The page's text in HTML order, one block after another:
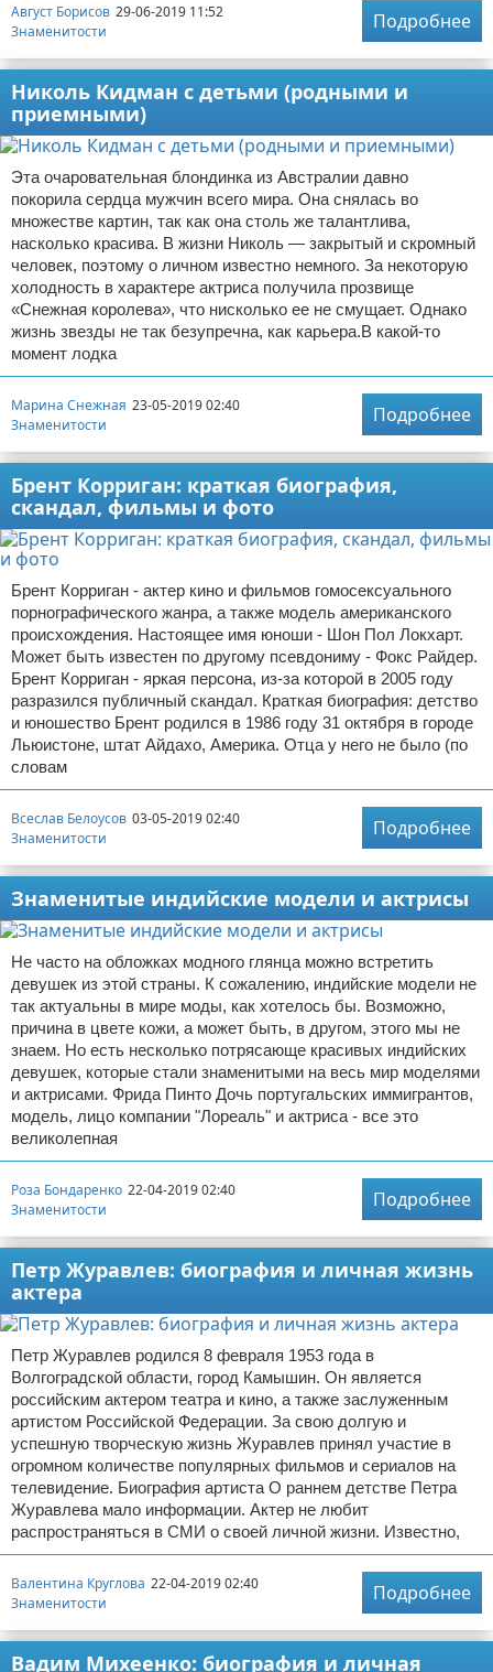
Август Борисов 29-06-2019 11:52
Знаменитости
Подробнее
Николь Кидман с детьми (родными и
приемными)
Эта очаровательная блондинка из Австралии давно
покорила сердца мужчин всего мира. Она снялась во
множестве картин, так как она столь же талантлива,
насколько красива. В жизни Николь — закрытый и скромный
человек, поэтому о личном известно немного. За некоторую
холодность в характере актриса получила прозвище
«Снежная королева», что нисколько ее не смущает. Однако
жизнь звезды не так безупречна, как карьера.В какой-то
момент лодка
Марина Снежная 23-05-2019 02:40
Знаменитости
Подробнее
Брент Корриган: краткая биография,
скандал, фильмы и фото
Брент Корриган - актер кино и фильмов гомосексуального
порнографического жанра, а также модель американского
происхождения. Настоящее имя юноши - Шон Пол Локхарт.
Может быть известен по другому псевдониму - Фокс Райдер.
Брент Корриган - яркая персона, из-за которой в 2005 году
разразился публичный скандал. Краткая биография: детство
и юношество Брент родился в 1986 году 31 октября в городе
Льюистоне, штат Айдахо, Америка. Отца у него не было (по
словам
Всеслав Белоусов 03-05-2019 02:40
Знаменитости
Подробнее
Знаменитые индийские модели и актрисы
Не часто на обложках модного глянца можно встретить
девушек из этой страны. К сожалению, индийские модели не
так актуальны в мире моды, как хотелось бы. Возможно,
причина в цвете кожи, а может быть, в другом, этого мы не
знаем. Но есть несколько потрясающе красивых индийских
девушек, которые стали знаменитыми на весь мир моделями
и актрисами. Фрида Пинто Дочь португальских иммигрантов,
модель, лицо компании "Лореаль" и актриса - все это
великолепная
Роза Бондаренко 22-04-2019 02:40
Знаменитости
Подробнее
Петр Журавлев: биография и личная жизнь
актера
Петр Журавлев родился 8 февраля 1953 года в
Волгоградской области, город Камышин. Он является
российским актером театра и кино, а также заслуженным
артистом Российской Федерации. За свою долгую и
успешную творческую жизнь Журавлев принял участие в
огромном количестве популярных фильмов и сериалов на
телевидение. Биография артиста О раннем детстве Петра
Журавлева мало информации. Актер не любит
распространяться в СМИ о своей личной жизни. Известно,
Валентина Круглова 22-04-2019 02:40
Знаменитости
Подробнее
Вадим Михеенко: биография и личная